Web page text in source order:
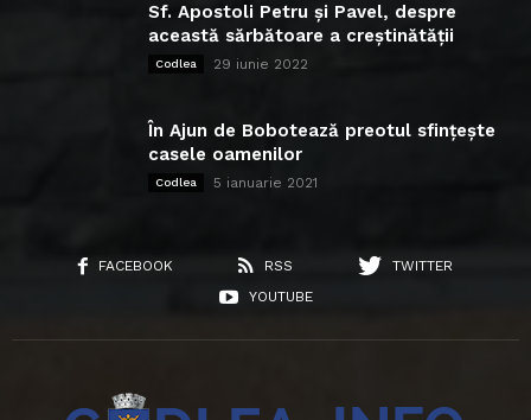
Sf. Apostoli Petru și Pavel, despre
această sărbătoare a creștinătății
Codlea 29 iunie 2022
În Ajun de Bobotează preotul sfințește
casele oamenilor
Codlea 5 ianuarie 2021
FACEBOOK RSS
TWITTER
YOUTUBE